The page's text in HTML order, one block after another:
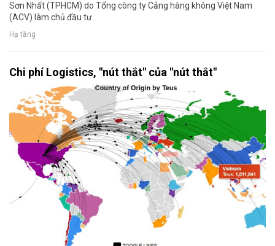
Sơn Nhất (TPHCM) do Tổng công ty Cảng hàng không Việt Nam
(ACV) làm chủ đầu tư.
Hạ tầng
Chi phí Logistics, "nút thắt" của "nút thắt"